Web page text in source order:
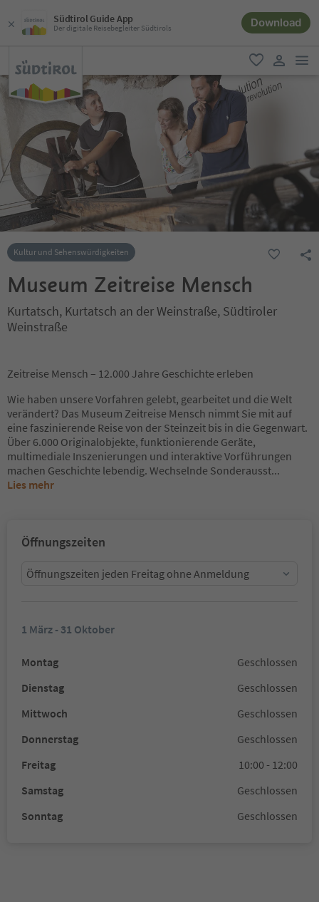
Südtirol Guide App
Der digitale Reisebegleiter Südtirols Download
favorit
Kultur und Sehenswürdigkeiten
Museum Zeitreise Mensch
Kurtatsch, Kurtatsch an der Weinstraße, Südtiroler
Weinstraße
Zeitreise Mensch – 12.000 Jahre Geschichte erleben
Wie haben unsere Vorfahren gelebt, gearbeitet und die Welt
verändert? Das Museum Zeitreise Mensch nimmt Sie mit auf
eine faszinierende Reise von der Steinzeit bis in die Gegenwart.
Über 6.000 Originalobjekte, funktionierende Geräte,
multimediale Inszenierungen und interaktive Vorführungen
machen Geschichte lebendig. Wechselnde Sonderausst...
Lies mehr
Öffnungszeiten
Öffnungszeiten jeden Freitag ohne Anmeldung
1 März - 31 Oktober
Montag
Geschlossen
Dienstag
Geschlossen
Mittwoch
Geschlossen
Donnerstag
Geschlossen
Freitag
10:00 - 12:00
Samstag
Geschlossen
Sonntag
Geschlossen